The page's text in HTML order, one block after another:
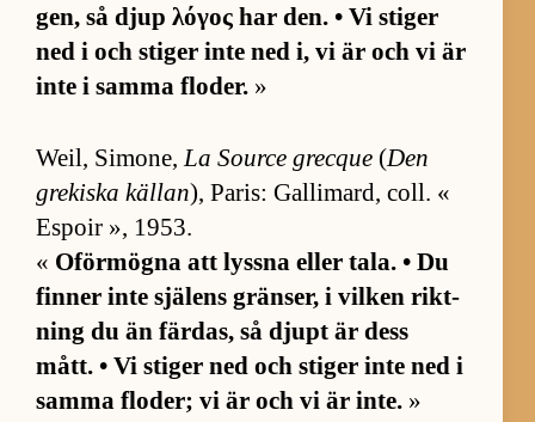
gen, så djup λόγος har den. • Vi sti­ger
ned i och sti­ger inte ned i, vi är och vi är
inte i samma flo­der. »
Weil, Simo­ne,La Source grec­que (Den
gre­kiska käl­lan), Pa­ris: Gal­li­mard, coll. «
Es­poir », 1953.
« Oför­mögna att lyssna el­ler ta­la. • Du
fin­ner inte sjä­lens grän­ser, i vil­ken rikt­
ning du än fär­das, så djupt är dess
mått. • Vi sti­ger ned och sti­ger inte ned i
samma flo­der; vi är och vi är in­te. »